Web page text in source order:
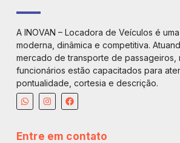
A INOVAN – Locadora de Veículos é
moderna, dinâmica e competitiva.
mercado de transporte de passageiros,
funcionários estão capacitados para
pontualidade, cortesia e descrição.
Entre em contato